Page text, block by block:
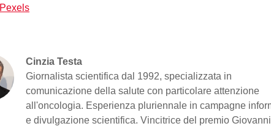
Pexels
Cinzia Testa
Giornalista scientifica dal 1992, specializzata in
comunicazione della salute con particolare attenzione
all'oncologia. Esperienza pluriennale in campagne
e divulgazione scientifica. Vincitrice del premio